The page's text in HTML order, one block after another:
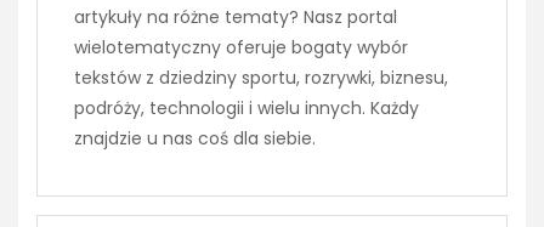
artykuły na różne tematy? Nasz portal
wielotematyczny oferuje bogaty wybór
tekstów z dziedziny sportu, rozrywki, biznesu,
podróży, technologii i wielu innych. Każdy
znajdzie u nas coś dla siebie.